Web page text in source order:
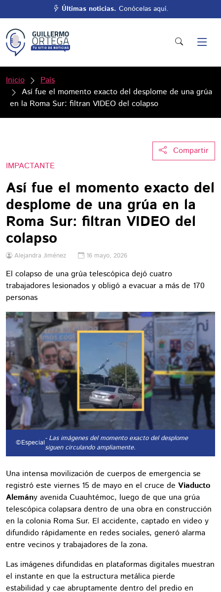
Últimas noticias. Conócelas aquí.
Inicio
País
Así fue el momento exacto del desplome de una grúa
en la Roma Sur: filtran VIDEO del colapso
Compartir
IMPACTANTE
Así fue el momento exacto del
desplome de una grúa en la
Roma Sur: filtran VIDEO del
colapso
Alejandra Jiménez 16 mayo, 2026
El colapso de una grúa telescópica dejó cuatro
trabajadores lesionados y obligó a evacuar a más de 170
personas
©Especial- Las imágenes del momento exacto del desplome
siguen circulando ampliamente.
Una intensa movilización de cuerpos de emergencia se
registró este viernes 15 de mayo en el cruce de Viaducto
Alemány avenida Cuauhtémoc, luego de que una grúa
telescópica colapsara dentro de una obra en construcción
en la colonia Roma Sur. El accidente, captado en video y
difundido rápidamente en redes sociales, generó alarma
entre vecinos y trabajadores de la zona.
Las imágenes difundidas en plataformas digitales muestran
el instante en que la estructura metálica pierde
estabilidad y cae abruptamente dentro del predio en